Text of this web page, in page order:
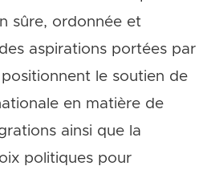
sûre, ordonnée et
aspirations portées par
le soutien de
en matière de
ainsi que la
politiques pour